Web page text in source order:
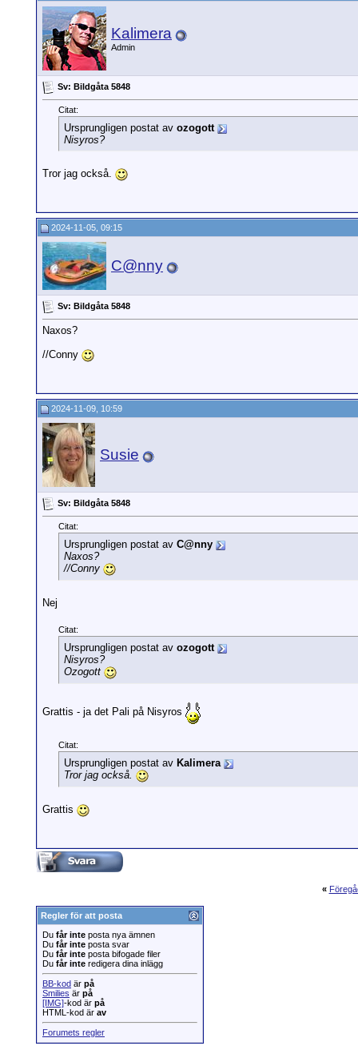
Kalimera
Admin
Sv: Bildgåta 5848
Citat:
Ursprungligen postat av ozogott
Nisyros?
Tror jag också.
2024-11-05, 09:15
C@nny
Sv: Bildgåta 5848
Naxos?
//Conny
2024-11-09, 10:59
Susie
Sv: Bildgåta 5848
Citat:
Ursprungligen postat av C@nny
Naxos?
//Conny
Nej
Citat:
Ursprungligen postat av ozogott
Nisyros?
Ozogott
Grattis - ja det Pali på Nisyros
Citat:
Ursprungligen postat av Kalimera
Tror jag också.
Grattis
«
Regler för att posta
Du får inte posta nya ämnen
Du får inte posta svar
Du får inte posta bifogade filer
Du får inte redigera dina inlägg
BB-kod är på
Smilies är på
[IMG]-kod är på
HTML-kod är av
Forumets regler